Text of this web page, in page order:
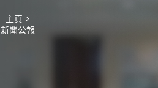
主頁 >
新聞公報